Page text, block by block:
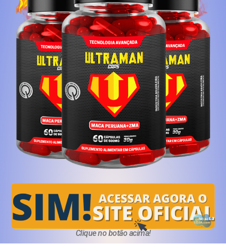
Clique no botão acima!